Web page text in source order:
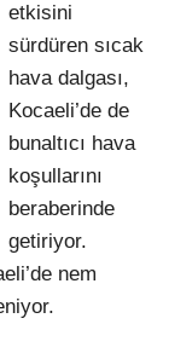
etkisini
sürdüren sıcak
hava dalgası,
Kocaeli’de de
bunaltıcı hava
koşullarını
beraberinde
getiriyor.
nem